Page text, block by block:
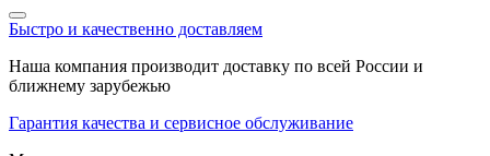
Быстро и качественно доставляем
Наша компания производит доставку по всей России и
ближнему зарубежью
Гарантия качества и сервисное обслуживание